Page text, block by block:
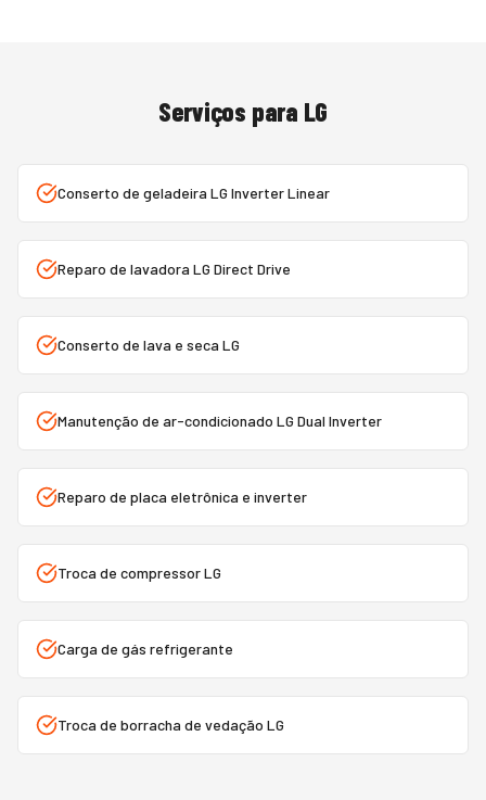
Serviços para LG
Conserto de geladeira LG Inverter Linear
Reparo de lavadora LG Direct Drive
Conserto de lava e seca LG
Manutenção de ar-condicionado LG Dual Inverter
Reparo de placa eletrônica e inverter
Troca de compressor LG
Carga de gás refrigerante
Troca de borracha de vedação LG